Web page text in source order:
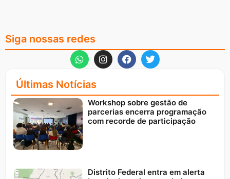
Siga nossas redes
Últimas Notícias
Workshop sobre gestão de
parcerias encerra programação
com recorde de participação
Distrito Federal entra em alerta